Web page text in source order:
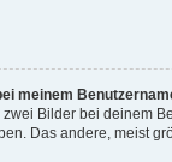
meinem
Bilder bei deinem
Das andere, meist